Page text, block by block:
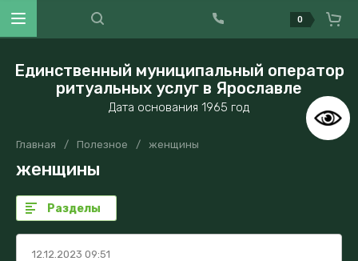
Единственный муниципальный оператор
ритуальных услуг в Ярославле
Дата основания 1965 год
0
Главная / Полезное / женщины
женщины
Разделы
12.12.2023 09:51